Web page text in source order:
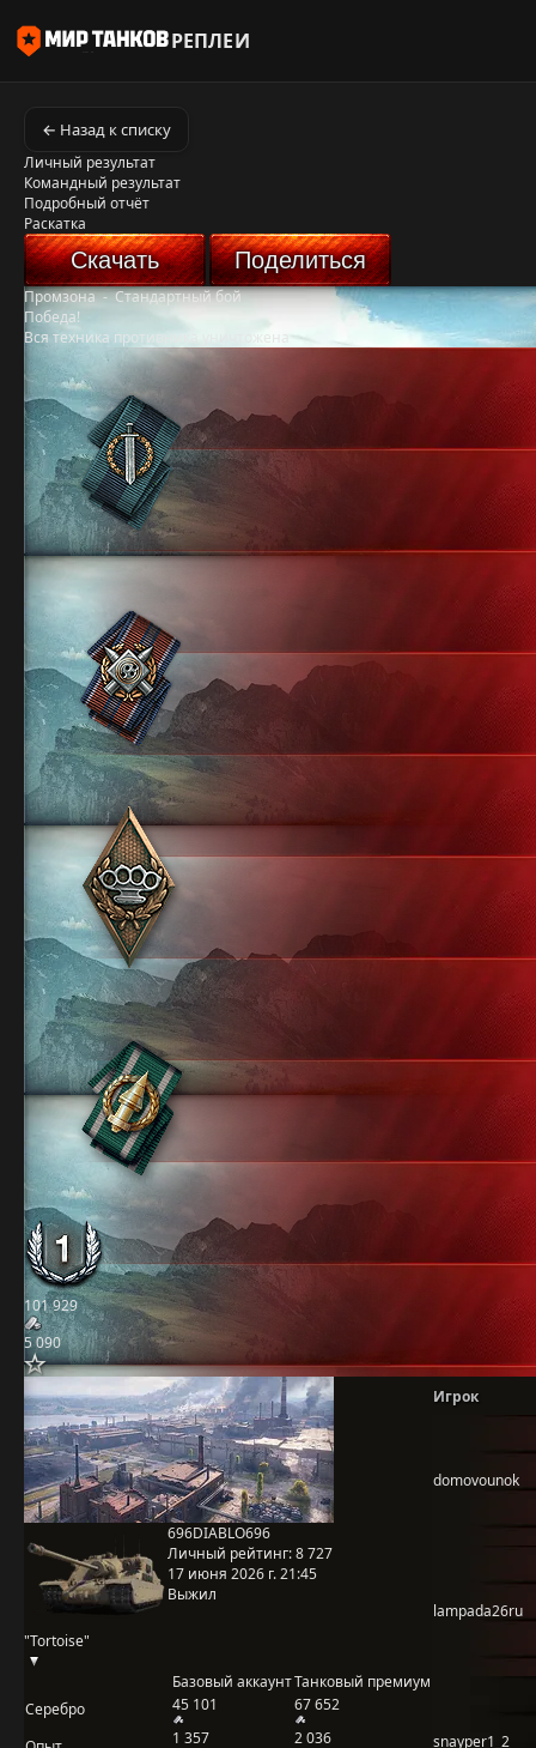
РЕПЛЕИ
← Назад к списку
Личный результат
Командный результат
Подробный отчёт
Раскатка
Скачать Поделиться
Промзона-Стандартный бой
Победа!
Вся техника противника уничтожена
101 929
5 090
"Tortoise"
696DIABLO696
Личный рейтинг:8 727
17 июня 2026 г. 21:45
Выжил
Базовый аккаунтТанковый премиум
Серебро
45 101 67 652
1 357
2 036
Игрок
domovounok
lampada26ru
snayper1_2